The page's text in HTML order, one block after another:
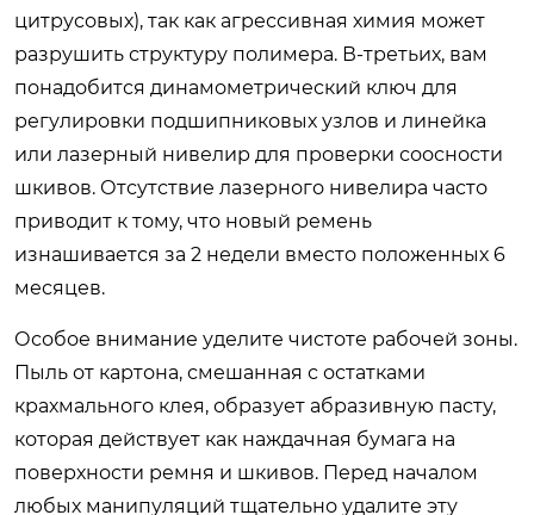
цитрусовых), так как агрессивная химия может
разрушить структуру полимера. В-третьих, вам
понадобится динамометрический ключ для
регулировки подшипниковых узлов и линейка
или лазерный нивелир для проверки соосности
шкивов. Отсутствие лазерного нивелира часто
приводит к тому, что новый ремень
изнашивается за 2 недели вместо положенных 6
месяцев.
Особое внимание уделите чистоте рабочей зоны.
Пыль от картона, смешанная с остатками
крахмального клея, образует абразивную пасту,
которая действует как наждачная бумага на
поверхности ремня и шкивов. Перед началом
любых манипуляций тщательно удалите эту